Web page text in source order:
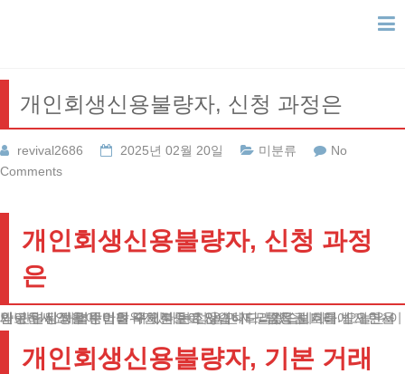
개인회생신용불량자, 신청 과정은
revival2686 2025년 02월 20일 미분류
No
Comments
개인회생신용불량자, 신청 과정
은
안녕하세요. 법무법인 테헤란 변호사입니다. 금융권 거래에 제한을 받아 일상생활이 어려워진 분들이 많습니다. 법적 보호를 받으면서 새로운 시작을 준비할 수 있다는 점을 먼저 말씀드립니다. 오늘은 이와 관련된 해결방안을 구체적으로 안내해드리겠습니다.
개인회생신용불량자, 기본 거래